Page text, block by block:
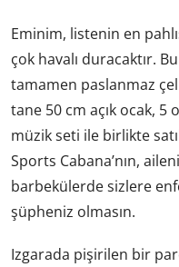
Eminim, listenin en
çok havalı duracaktır.
tamamen paslanmaz
tane 50 cm açık ocak, 5
müzik seti ile birlikte
Sports Cabana’nın,
barbekülerde sizlere
şüpheniz olmasın.
Izgarada pişirilen bir